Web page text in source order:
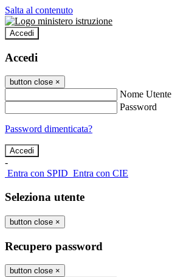
Salta al contenuto
Accedi
Accedi
button close ×
Nome Utente
Password
Password dimenticata?
-
Entra con SPID Entra con CIE
Seleziona utente
button close ×
Recupero password
button close ×